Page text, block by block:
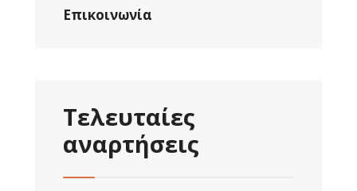
Επικοινωνία
Τελευταίες
αναρτήσεις